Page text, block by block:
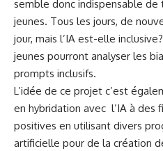
semble donc indispensable
jeunes. Tous les jours, de
jour, mais l’IA est-elle
jeunes pourront analyser les
prompts inclusifs.
L’idée de ce projet c’est
en hybridation avec l’IA à des
positives en utilisant divers
artificielle pour de la création